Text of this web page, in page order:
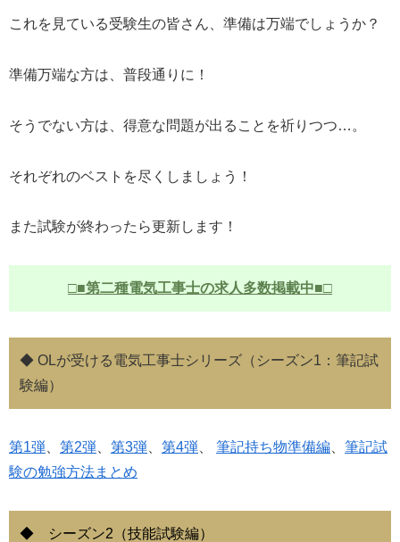
これを見ている受験生の皆さん、準備は万端でしょうか？
準備万端な方は、普段通りに！
そうでない方は、得意な問題が出ることを祈りつつ…。
それぞれのベストを尽くしましょう！
また試験が終わったら更新します！
□■第二種電気工事士の求人多数掲載中■□
◆ OLが受ける電気工事士シリーズ（シーズン1：筆記試
験編）
第1弾 第2弾 第3弾 第4弾 筆記持ち物準備編
筆記試
験の勉強方法まとめ
◆ シーズン2（技能試験編）